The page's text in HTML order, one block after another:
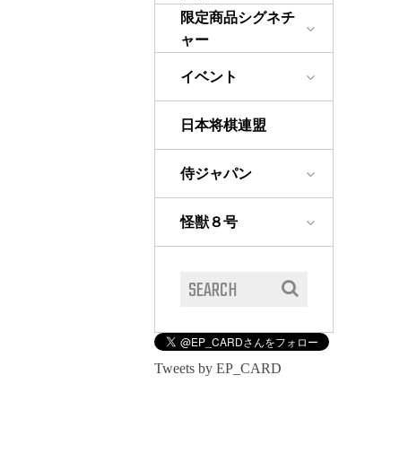
限定商品シグネチ
ャー
イベント
日本将棋連盟
侍ジャパン
怪獣８号
Tweets by EP_CARD